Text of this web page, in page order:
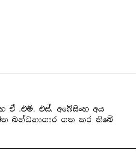
ඒ .එම්. එස්. අබේසිංහ අය
බන්ධනාගාර ගත කර තිබේ